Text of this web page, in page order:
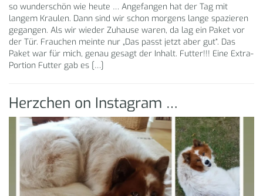
so wunderschön wie heute … Angefangen hat der Tag mit
langem Kraulen. Dann sind wir schon morgens lange spazieren
gegangen. Als wir wieder Zuhause waren, da lag ein Paket vor
der Tür. Frauchen meinte nur „Das passt jetzt aber gut“. Das
Paket war für mich, genau gesagt der Inhalt. Futter!!! Eine Extra-
Portion Futter gab es […]
Herzchen on Instagram …